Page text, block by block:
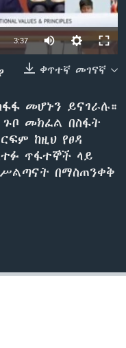
3:37
ቀጥተኛ መገናኛ
መሆኑን ይናገራሉ።
መክፈል በስፋት
ከዚህ የፀዳ
ጥፋተኞች ላይ
በማስጠንቀቅ